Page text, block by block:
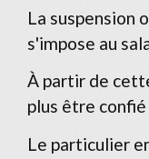
La suspension
s'impose au
À partir de
plus être
Le particulier